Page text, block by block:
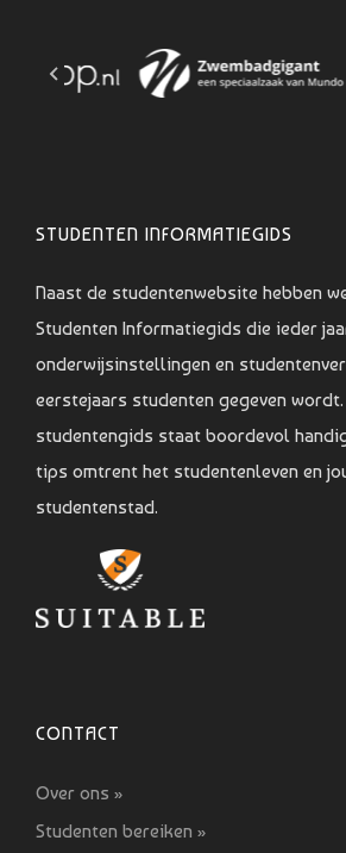
STUDENTEN INFORMATIEGIDS
Naast de studentenwebsite hebben
Studenten Informatiegids die ieder
onderwijsinstellingen en
eerstejaars studenten gegeven wordt.
studentengids staat boordevol
tips omtrent het studentenleven en
studentenstad.
CONTACT
Over ons »
Studenten bereiken »